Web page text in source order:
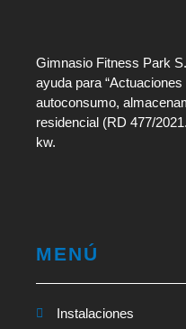
Gimnasio Fitness Park
ayuda para
autoconsumo,
residencial (RD 477/
kw.
MENÚ
Instalaciones